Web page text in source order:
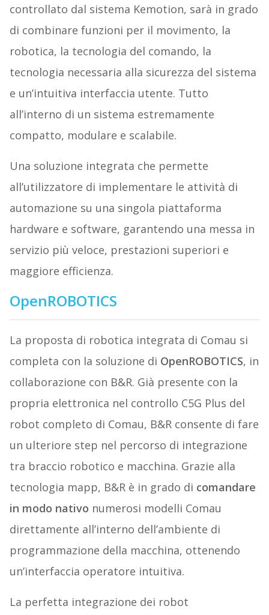
controllato dal sistema Kemotion, sarà in grado
di combinare funzioni per il movimento, la
robotica, la tecnologia del comando, la
tecnologia necessaria alla sicurezza del sistema
e un’intuitiva interfaccia utente. Tutto
all’interno di un sistema estremamente
compatto, modulare e scalabile.
Una soluzione integrata che permette
all’utilizzatore di implementare le attività di
automazione su una singola piattaforma
hardware e software, garantendo una messa in
servizio più veloce, prestazioni superiori e
maggiore efficienza.
OpenROBOTICS
La proposta di robotica integrata di Comau si
completa con la soluzione di OpenROBOTICS, in
collaborazione con B&R. Già presente con la
propria elettronica nel controllo C5G Plus del
robot completo di Comau, B&R consente di fare
un ulteriore step nel percorso di integrazione
tra braccio robotico e macchina. Grazie alla
tecnologia mapp, B&R è in grado di comandare
in modo nativo numerosi modelli Comau
direttamente all’interno dell’ambiente di
programmazione della macchina, ottenendo
un’interfaccia operatore intuitiva.
La perfetta integrazione dei robot